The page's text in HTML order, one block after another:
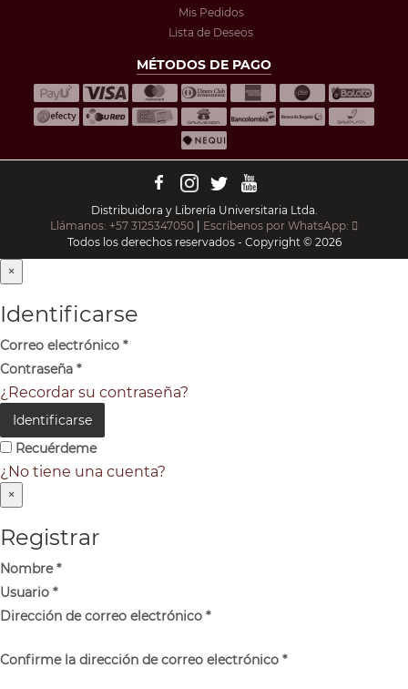
Mis Pedidos
Lista de Deseos
MÉTODOS DE PAGO
Distribuidora y Librería Universitaria Ltda.
Llámanos: +57 3125347050 | Escríbenos por WhatsApp:
Todos los derechos reservados - Copyright © 2026
×
Identificarse
Correo electrónico *
Contraseña *
¿Recordar su contraseña?
Identificarse
Recuérdeme
¿No tiene una cuenta?
×
Registrar
Nombre*
Usuario *
Dirección de correo electrónico *
Confirme la dirección de correo electrónico *